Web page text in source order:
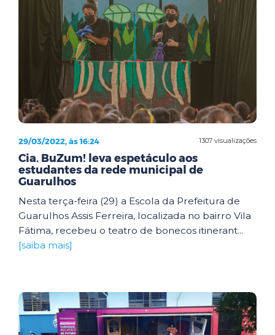
1307 visualizações
29/03/2022, às 16:24
Cia. BuZum! leva espetáculo aos
estudantes da rede municipal de
Guarulhos
Nesta terça-feira (29) a Escola da Prefeitura de
Guarulhos Assis Ferreira, localizada no bairro Vila
Fátima, recebeu o teatro de bonecos itinerant...
[saiba mais]